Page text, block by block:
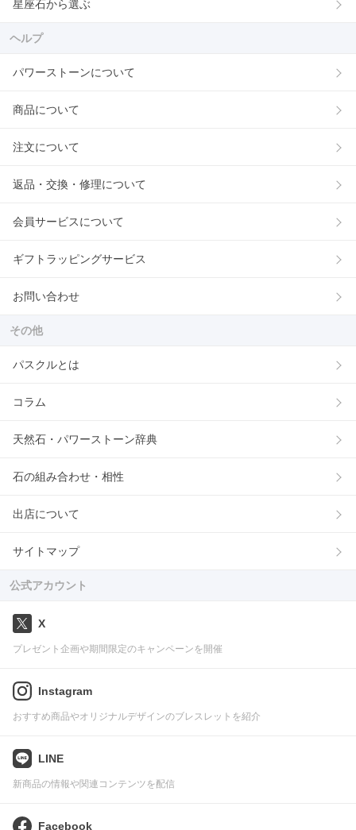
星座石から選ぶ
ヘルプ
パワーストーンについて
商品について
注文について
返品・交換・修理について
会員サービスについて
ギフトラッピングサービス
お問い合わせ
その他
パスクルとは
コラム
天然石・パワーストーン辞典
石の組み合わせ・相性
出店について
サイトマップ
公式アカウント
X
プレゼント企画や期間限定のキャンペーンを開催
Instagram
おすすめ商品やオリジナルデザインのブレスレットを紹介
LINE
新商品の情報や関連コンテンツを配信
Facebook